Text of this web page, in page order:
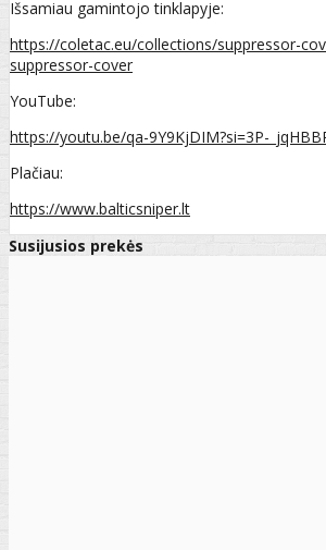
Išsamiau gamintojo tinklapyje:
https://coletac.eu/collections/suppressor-
suppressor-cover
YouTube:
https://youtu.be/qa-9Y9KjDIM?si=3P-
Plačiau:
https://www.balticsniper.lt
Susijusios prekės